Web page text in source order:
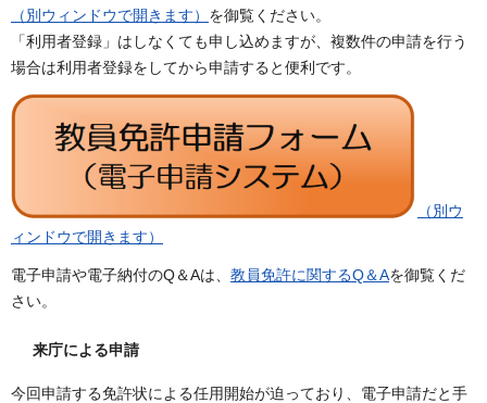
（別ウィンドウで開きます） を御覧ください。
「利用者登録」はしなくても申し込めますが、複数件の申請を行う
場合は利用者登録をしてから申請すると便利です。
（別ウ
ィンドウで開きます）
電子申請や電子納付のQ＆Aは、 教員免許に関するQ＆Aを御覧くだ
さい。
来庁による申請
今回申請する免許状による任用開始が迫っており、電子申請だと手